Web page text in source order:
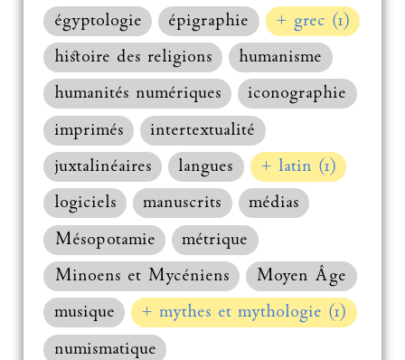
égyptologie
épigraphie
+ grec (1)
histoire des religions
humanisme
humanités numériques
iconographie
imprimés
intertextualité
juxtalinéaires
langues
+ latin (1)
logiciels
manuscrits
médias
Mésopotamie
métrique
Minoens et Mycéniens
Moyen Âge
musique
+ mythes et mythologie (1)
numismatique